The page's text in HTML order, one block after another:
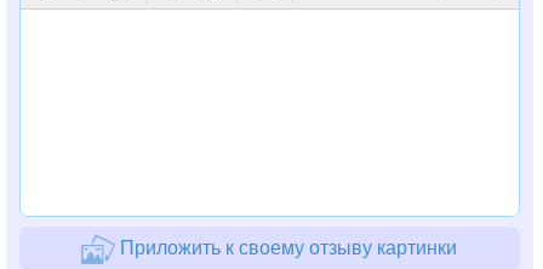
Приложить к своему отзыву картинки